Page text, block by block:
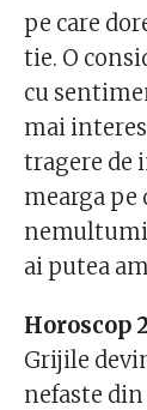
pe care
tie. O
cu
mai
tragere de
mearga pe
ai putea
Horoscop
Grijile
nefaste